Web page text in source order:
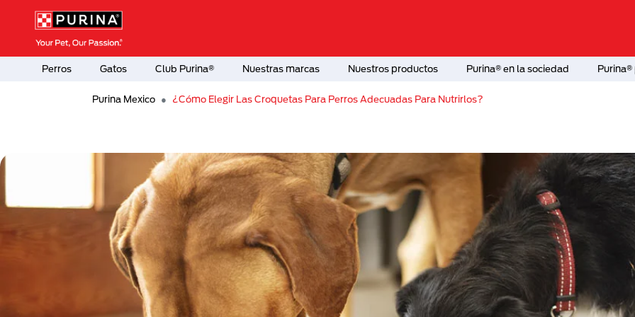
Pasar al contenido principal
Menú Secundario Purina
Menú Principal Purina
Perros Gatos Club Purina® Nuestras marcas Nuestros productos Purina® en la sociedad
Purina Mexico ¿Cómo Elegir Las Croquetas Para Perros Adecuadas Para Nutrirlos?